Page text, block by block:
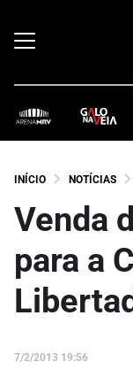
INÍCIO NOTÍCIAS
Venda
para a
7/2/2013 19:56